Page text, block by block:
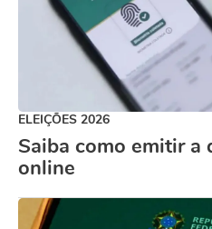
ELEIÇÕES 2026
Saiba como emitir a
online